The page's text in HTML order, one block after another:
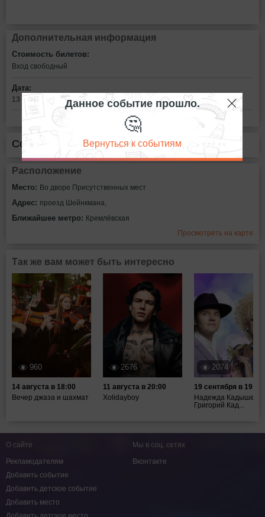
Дополнительная информация
Стоимость билетов:
Вход свободный
Дата:
13 июля в 18:00
Сообщить об ошибке
Расположение
Место: Во дворе Присутственных мест
Адрес: проезд Шейнкмана,
Ближайшее метро: Кремлёвская
Просмотреть на карте
Так же вам может быть интересно
960
14 августа в 18:00
Вечер джаза и шахмат
2676
11 августа в 20:00
Xolidayboy
2074
19 сентября в 19:00
Надежда Кадышева,
Григорий Кад...
Данное событие прошло.
🤔
Вернуться к событиям
О сайте
Рекламодателям
Добавить событие
Добавить детское событие
Добавить место
Мы в соц. сетях
Вконтакте